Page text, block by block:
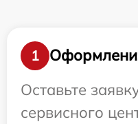
1
Оставьте
сервисного